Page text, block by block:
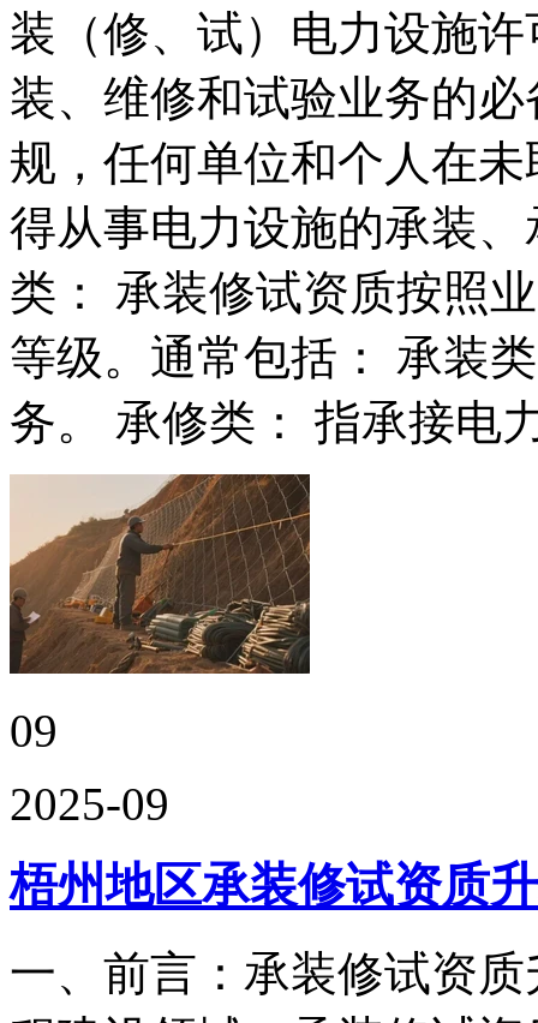
装（修、试）电力设施
装、维修和试验业务的
规，任何单位和个人在
得从事电力设施的承装
类： 承装修试资质按照
等级。通常包括： 承装
务。 承修类： 指承接电
09
2025-09
梧州地区承装修试资质
一、前言：承装修试资